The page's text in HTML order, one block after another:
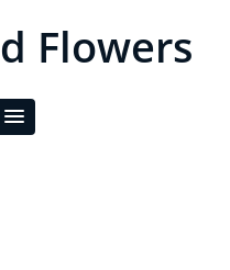
Flowers